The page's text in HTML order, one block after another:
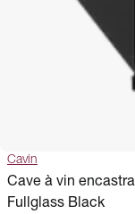
Cavin
Cave à vin
Fullglass Black